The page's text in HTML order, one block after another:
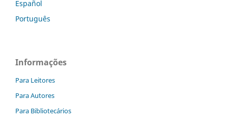
Español
Português
Informações
Para Leitores
Para Autores
Para Bibliotecários